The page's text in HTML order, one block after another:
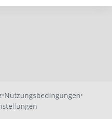
·Nutzungsbedingungen·